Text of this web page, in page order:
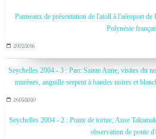
Panneaux de présentation de l'atoll à l'aéroport
Polynésie
27/02/2016
Seychelles 2004 - 3 : Parc Sainte Anne, visites du
murènes, anguille serpent à bandes noires et
24/05/2020
Seychelles 2004 - 2 : Ponte de tortue, Anse
observation de ponte